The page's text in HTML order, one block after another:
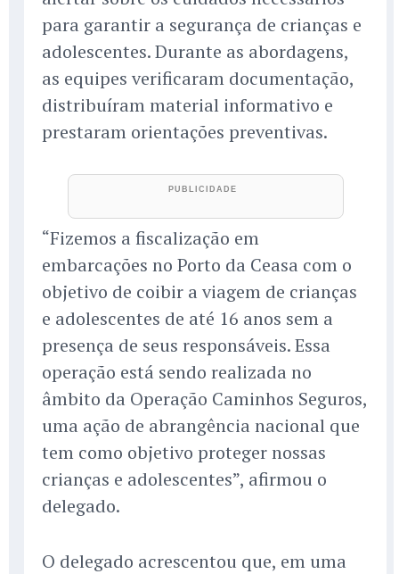
para garantir a segurança de crianças e
adolescentes. Durante as abordagens,
as equipes verificaram documentação,
distribuíram material informativo e
prestaram orientações preventivas.
“Fizemos a fiscalização em
embarcações no Porto da Ceasa com o
objetivo de coibir a viagem de crianças
e adolescentes de até 16 anos sem a
presença de seus responsáveis. Essa
operação está sendo realizada no
âmbito da Operação Caminhos Seguros,
uma ação de abrangência nacional que
tem como objetivo proteger nossas
crianças e adolescentes”, afirmou o
delegado.
O delegado acrescentou que, em uma